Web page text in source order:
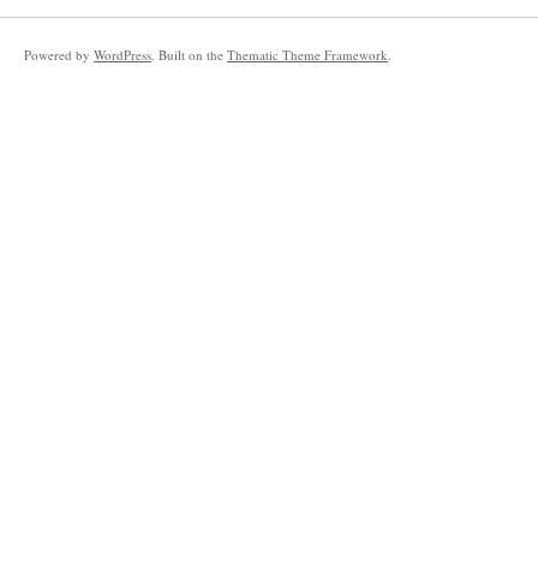
Powered by WordPress. Built on the Thematic Theme Framework.